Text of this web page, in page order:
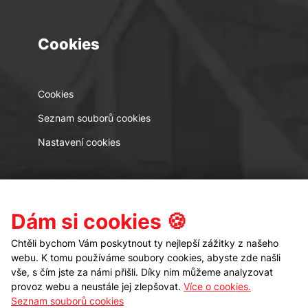
Cookies
Cookies
Seznam souborů cookies
Nastavení cookies
Kontakt Sledujte nás
Dám si cookies 🍪
Chtěli bychom Vám poskytnout ty nejlepší zážitky z našeho
webu. K tomu používáme soubory cookies, abyste zde našli
vše, s čím jste za námi přišli. Díky nim můžeme analyzovat
provoz webu a neustále jej zlepšovat. Více o cookies.
Seznam souborů cookies